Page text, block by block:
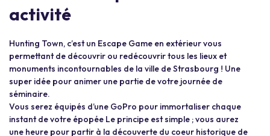
activité
Hunting Town, c’est un Escape Game en extérieur vous
permettant de découvrir ou redécouvrir tous les lieux et
monuments incontournables de la ville de Strasbourg ! Une
super idée pour animer une partie de votre journée de
séminaire.
Vous serez équipés d’une GoPro pour immortaliser chaque
instant de votre épopée Le principe est simple ; vous aurez
une heure pour partir à la découverte du coeur historique de